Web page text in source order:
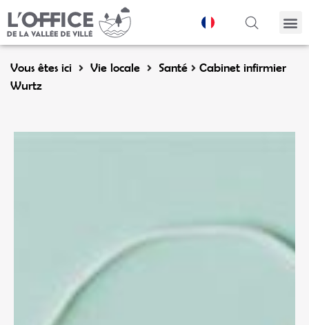
Vous êtes ici Vie locale Santé
Cabinet infirmier
Wurtz
Panneau de gestion des cookies